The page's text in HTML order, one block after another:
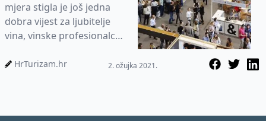
mjera stigla je još jedna
dobra vijest za ljubitelje
vina, vinske profesionalce i
jedna od najišček...
HrTurizam.hr 2. ožujka 2021.